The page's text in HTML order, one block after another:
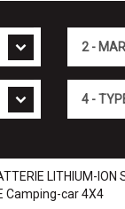
LITHIUM-ION
Camping-car 4X4